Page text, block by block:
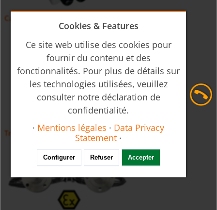
Capteur de pression différentielle PMP
Transmetteur de pression différentielle PAD
Cookies & Features
Ce site web utilise des cookies pour
fournir du contenu et des
fonctionnalités. Pour plus de détails sur
les technologies utilisées, veuillez
consulter notre déclaration de
confidentialité.
· Mentions légales · Data Privacy
Statement ·
Configurer Refuser Accepter